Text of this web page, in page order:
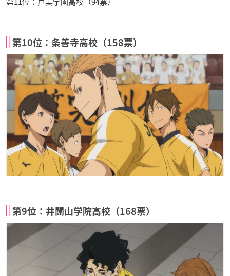
第10位：条善寺高校（158票）
第9位：井闥山学院高校（168票）